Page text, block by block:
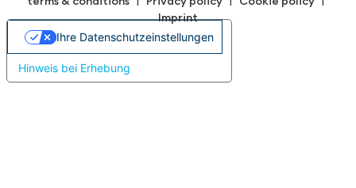
Imprint
Hinweis bei Erhebung
Ihre Datenschutzeinstellungen